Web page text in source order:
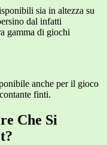
sia in altezza su
dal infatti
gamma di giochi
anche per il gioco
finti.
Che Si